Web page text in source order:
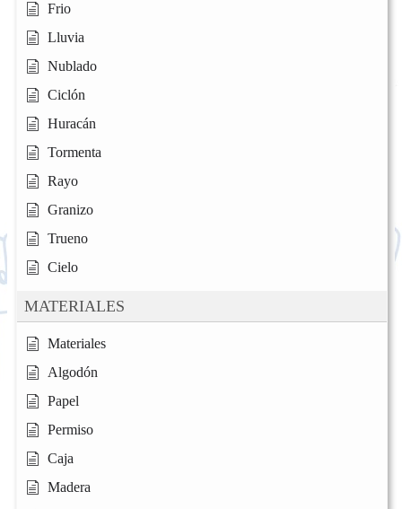
Frio
Lluvia
Nublado
Ciclón
Huracán
Tormenta
Rayo
Granizo
Trueno
Cielo
MATERIALES
Materiales
Algodón
Papel
Permiso
Caja
Madera